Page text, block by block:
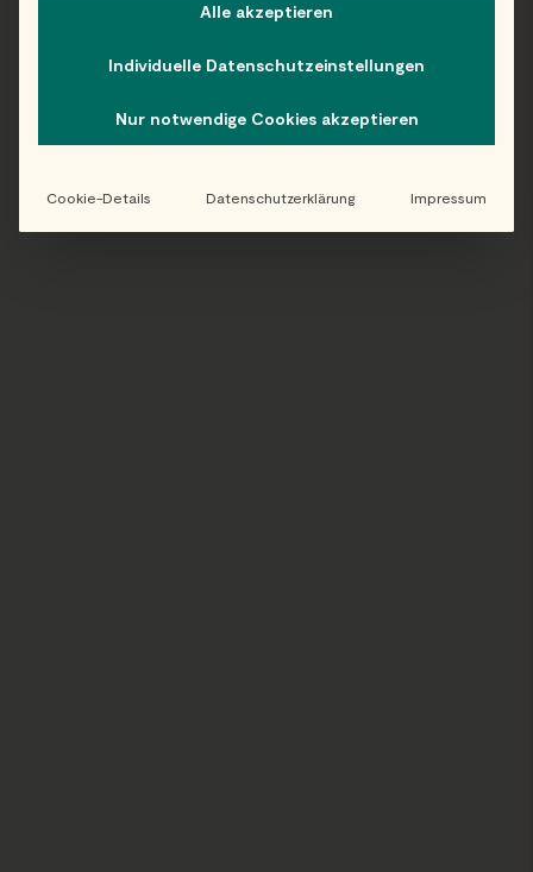
Folge uns auf Instagram!
Alle akzeptieren
Individuelle Datenschutzeinstellungen
Nur notwendige Cookies akzeptieren
Cookie-Details Datenschutzerklärung Impressum